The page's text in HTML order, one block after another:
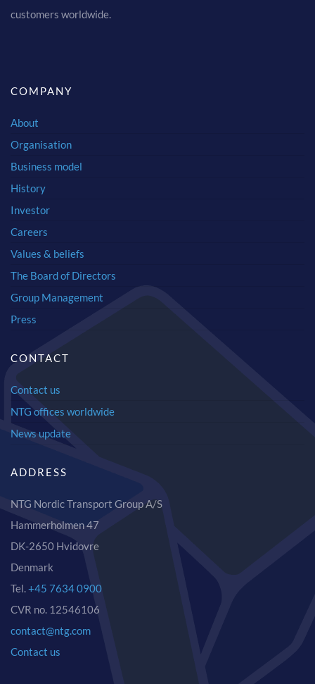
customers worldwide.
COMPANY
About
Organisation
Business model
History
Investor
Careers
Values & beliefs
The Board of Directors
Group Management
Press
CONTACT
Contact us
NTG offices worldwide
News update
ADDRESS
NTG Nordic Transport Group A/S
Hammerholmen 47
DK-2650 Hvidovre
Denmark
Tel.+45 7634 0900
CVR no. 12546106
contact@ntg.com
Contact us